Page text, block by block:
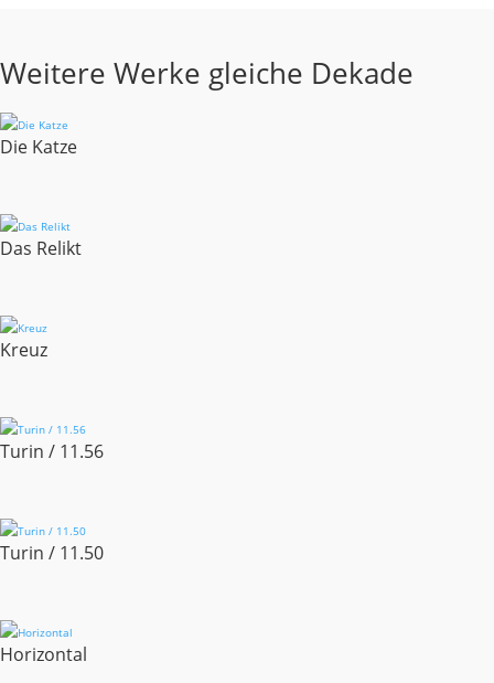
Weitere Werke gleiche Dekade
Die Katze
Das Relikt
Kreuz
Turin / 11.56
Turin / 11.50
Horizontal